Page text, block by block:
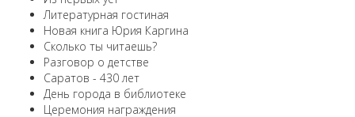
Литературная гостиная
Новая книга Юрия Каргина
Сколько ты читаешь?
Разговор о детстве
Саратов - 430 лет
День города в библиотеке
Церемония награждения